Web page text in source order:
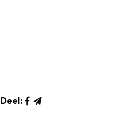
Deel: